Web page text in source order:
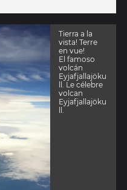
Tierra a la
vista! Terre
en vue!
El famoso
volcán
Eyjafjallajöku
ll. Le célebre
volcan
Eyjafjallajöku
ll.